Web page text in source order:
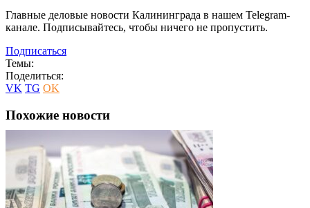
Главные деловые новости Калининграда в нашем Telegram-
канале. Подписывайтесь, чтобы ничего не пропустить.
Подписаться
Темы:
Поделиться:
VK TG OK
Похожие новости